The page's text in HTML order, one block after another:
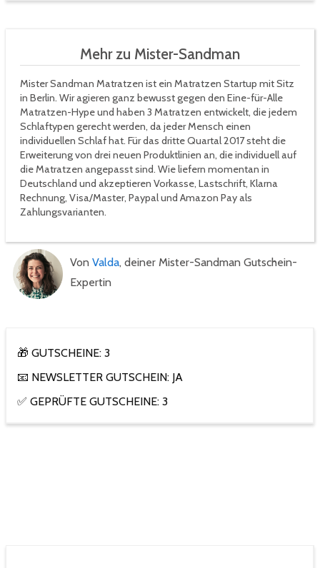
Mehr zu Mister-Sandman
Mister Sandman Matratzen ist ein Matratzen Startup mit Sitz
in Berlin. Wir agieren ganz bewusst gegen den Eine-für-Alle
Matratzen-Hype und haben 3 Matratzen entwickelt, die jedem
Schlaftypen gerecht werden, da jeder Mensch einen
individuellen Schlaf hat. Für das dritte Quartal 2017 steht die
Erweiterung von drei neuen Produktlinien an, die individuell auf
die Matratzen angepasst sind. Wie liefern momentan in
Deutschland und akzeptieren Vorkasse, Lastschrift, Klarna
Rechnung, Visa/Master, Paypal und Amazon Pay als
Zahlungsvarianten.
Von Valda, deiner Mister-Sandman Gutschein-
Expertin
🎁 GUTSCHEINE: 3
📧 NEWSLETTER GUTSCHEIN: JA
✅ GEPRÜFTE GUTSCHEINE: 3